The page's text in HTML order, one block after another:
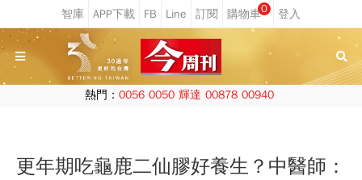
0
熱門： 0056 0050 輝達 00878 00940
更年期吃龜鹿二仙膠好養生？中醫師：